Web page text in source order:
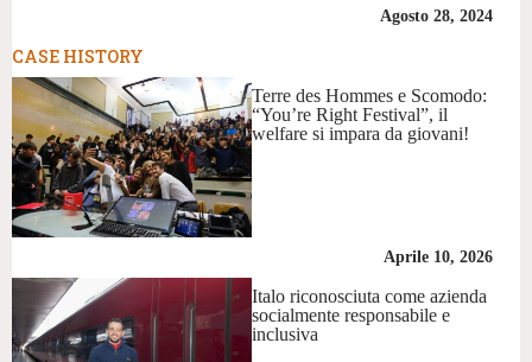
Agosto 28, 2024
CASE HISTORY
Terre des Hommes e Scomodo:
“You’re Right Festival”, il
welfare si impara da giovani!
Aprile 10, 2026
Italo riconosciuta come azienda
socialmente responsabile e
inclusiva